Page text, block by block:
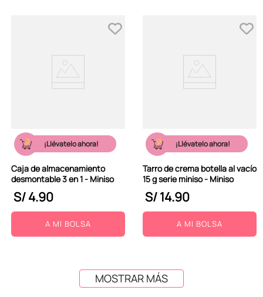
¡Llévatelo ahora!
Caja de almacenamiento
desmontable 3 en 1 - Miniso
S/4.90
A MI BOLSA
¡Llévatelo ahora!
Tarro de crema botella al vacío
15 g serie miniso - Miniso
S/14.90
A MI BOLSA
MOSTRAR MÁS